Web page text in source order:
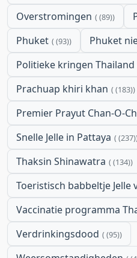
Overstromingen (89)
Phuket (93) Phuket
Politieke kringen Thailand
Prachuap khiri khan (183)
Premier Prayut Chan-O-
Snelle Jelle in Pattaya (237)
Thaksin Shinawatra (134)
Toeristisch babbeltje Jelle
Vaccinatie programma
Verdrinkingsdood (95)